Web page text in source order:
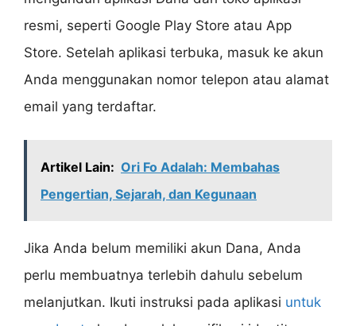
resmi, seperti Google Play Store atau App
Store. Setelah aplikasi terbuka, masuk ke akun
Anda menggunakan nomor telepon atau alamat
email yang terdaftar.
Artikel Lain: Ori Fo Adalah: Membahas
Pengertian, Sejarah, dan Kegunaan
Jika Anda belum memiliki akun Dana, Anda
perlu membuatnya terlebih dahulu sebelum
melanjutkan. Ikuti instruksi pada aplikasi untuk